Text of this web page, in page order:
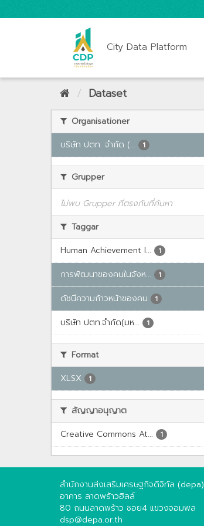
City Data Platform
Dataset
Organisationer
บริษัท ปตท. จำกัด (...
1
Grupper
ไม่พบ Grupper ที่ตรงกับที่ค้นหา
Taggar
Human Achievement I...
1
การพัฒนาของคนในจังห... 1
ดัชนีความก้าวหน้าของคน 1
บริษัท ปตท.จำกัด(มห... 1
Format
XLSX
1
สัญญาอนุญาต
Creative Commons At...
1
สำนักงานส่งเสริมเศรษฐกิจดิจิทัล (depa)
อาคาร ลาดพร้าวฮิลล์
80 ถนนลาดพร้าว ซอย4 แขวงจอมพล
dsp@depa.or.th